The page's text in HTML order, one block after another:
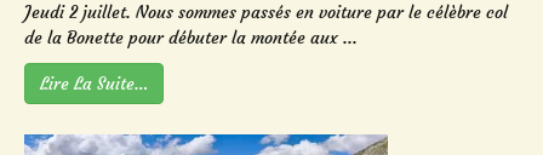
Jeudi 2 juillet. Nous sommes passés en voiture par le célèbre col
de la Bonette pour débuter la montée aux ...
Lire La Suite…